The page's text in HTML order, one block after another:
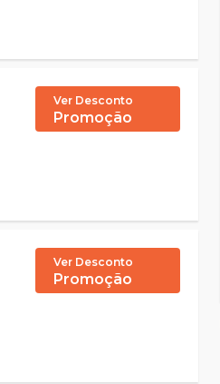
Ver Desconto
Promoção
Ver Desconto
Promoção